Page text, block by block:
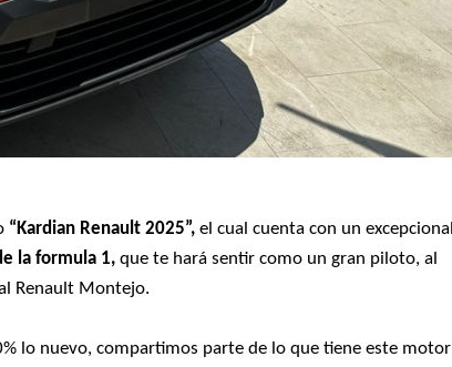
“Kardian Renault 2025”, el cual cuenta con un excepcional
la formula 1, que te hará sentir como un gran piloto, al
Renault Montejo.
lo nuevo, compartimos parte de lo que tiene este motor